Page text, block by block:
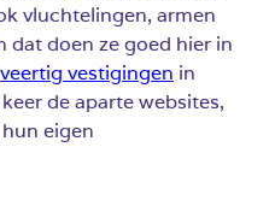
vluchtelingen, armen
dat doen ze goed hier in
veertig vestigingen in
de aparte websites,
eigen